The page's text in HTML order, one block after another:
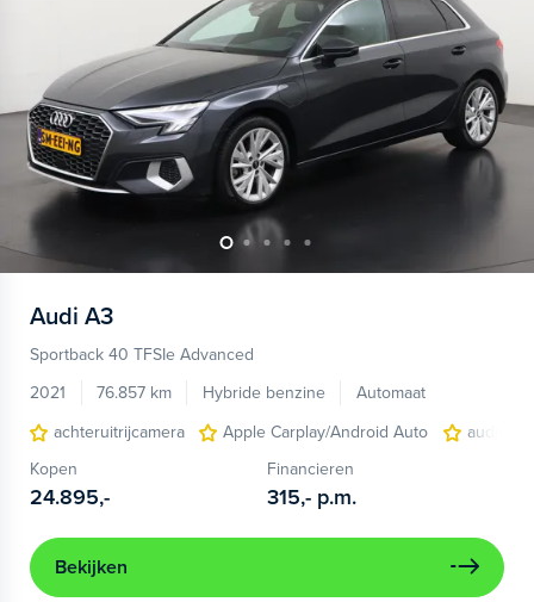
Audi A3
Sportback 40 TFSIe Advanced
2021
76.857 km Hybride benzine
Automaat
achteruitrijcamera
Apple Carplay/Android Auto
audio
Kopen
24.895,-
Financieren
315,- p.m.
Bekijken